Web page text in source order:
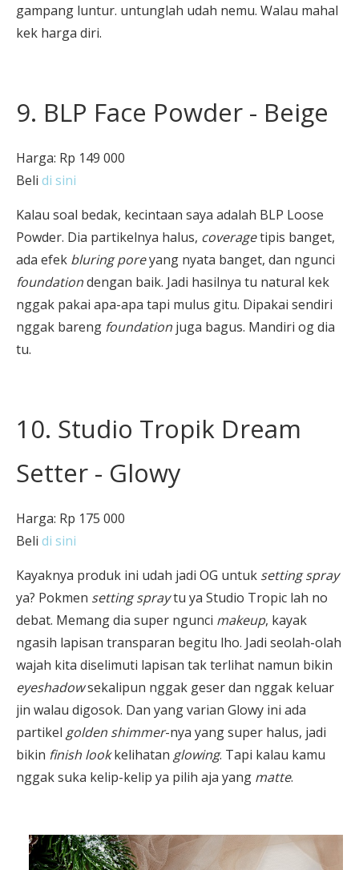
gampang luntur. untunglah udah nemu. Walau mahal
kek harga diri.
9. BLP Face Powder - Beige
Harga: Rp 149 000
Beli di sini
Kalau soal bedak, kecintaan saya adalah BLP Loose
Powder. Dia partikelnya halus, coveragetipis banget,
ada efek bluring poreyang nyata banget, dan ngunci
foundationdengan baik. Jadi hasilnya tu natural kek
nggak pakai apa-apa tapi mulus gitu. Dipakai sendiri
nggak bareng foundation juga bagus. Mandiri og dia
tu.
10. Studio Tropik Dream
Setter - Glowy
Harga: Rp 175 000
Beli di sini
Kayaknya produk ini udah jadi OG untuk setting spray
ya? Pokmen setting spraytu ya Studio Tropic lah no
debat. Memang dia super ngunci makeup, kayak
ngasih lapisan transparan begitu lho. Jadi seolah-olah
wajah kita diselimuti lapisan tak terlihat namun bikin
eyeshadowsekalipun nggak geser dan nggak keluar
jin walau digosok. Dan yang varian Glowy ini ada
partikel golden shimmer-nya yang super halus, jadi
bikin finish lookkelihatan glowing. Tapi kalau kamu
nggak suka kelip-kelip ya pilih aja yang matte.